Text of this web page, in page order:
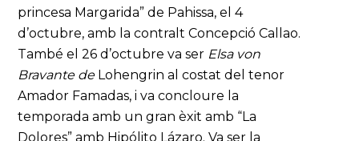
princesa Margarida” de Pahissa, el 4
d’octubre, amb la contralt Concepció Callao.
També el 26 d’octubre va ser Elsa von
Bravante de Lohengrin al costat del tenor
Amador Famadas, i va concloure la
temporada amb un gran èxit amb “La
Dolores” amb Hipólito Lázaro. Va ser la